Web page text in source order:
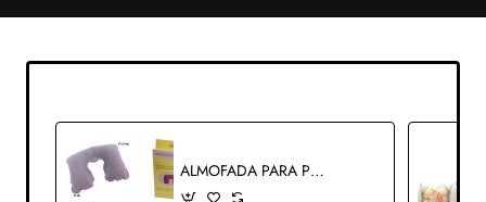
ALMOFADA PARA PESCOÇO